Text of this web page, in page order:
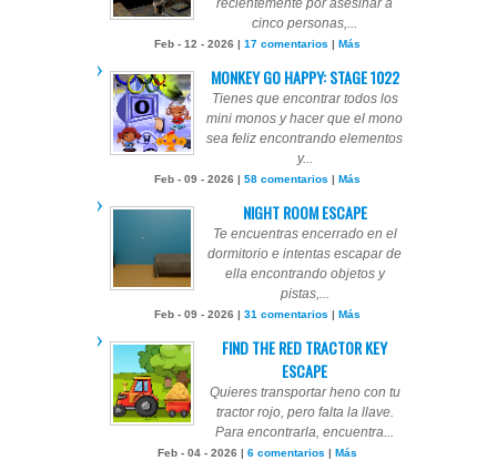
recientemente por asesinar a
cinco personas,...
Feb - 12 - 2026 | 17 comentarios | Más
MONKEY GO HAPPY: STAGE 1022
Tienes que encontrar todos los
mini monos y hacer que el mono
sea feliz encontrando elementos
y...
Feb - 09 - 2026 | 58 comentarios | Más
NIGHT ROOM ESCAPE
Te encuentras encerrado en el
dormitorio e intentas escapar de
ella encontrando objetos y
pistas,...
Feb - 09 - 2026 | 31 comentarios | Más
FIND THE RED TRACTOR KEY
ESCAPE
Quieres transportar heno con tu
tractor rojo, pero falta la llave.
Para encontrarla, encuentra...
Feb - 04 - 2026 | 6 comentarios | Más